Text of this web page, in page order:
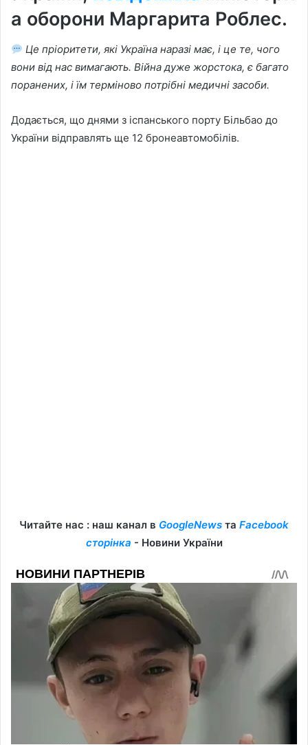
а оборони Маргарита Роблес.
Це пріоритети, які Україна наразі має, і це те, чого
вони від нас вимагають. Війна дуже жорстока, є багато
поранених, і їм терміново потрібні медичні засоби.
Додається, що днями з іспанського порту Більбао до
України відправлять ще 12 бронеавтомобілів.
Читайте нас : наш канал в GoogleNews та Facebook
сторінка - Новини України